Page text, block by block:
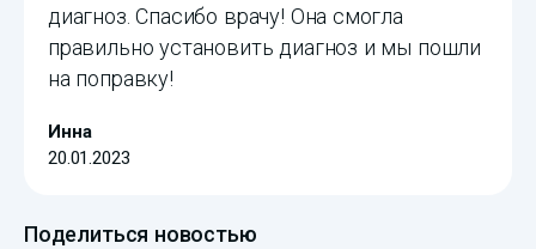
диагноз. Спасибо врачу! Она смогла
правильно установить диагноз и мы пошли
на поправку!
Инна
20.01.2023
Поделиться новостью